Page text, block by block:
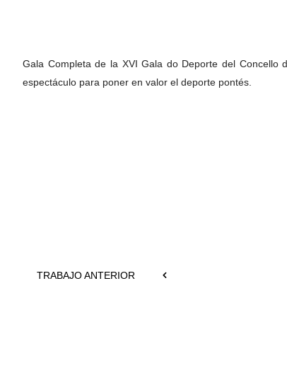
Gala Completa de la XVI Gala do Deporte del Concello
espectáculo para poner en valor el deporte pontés.
TRABAJO ANTERIOR